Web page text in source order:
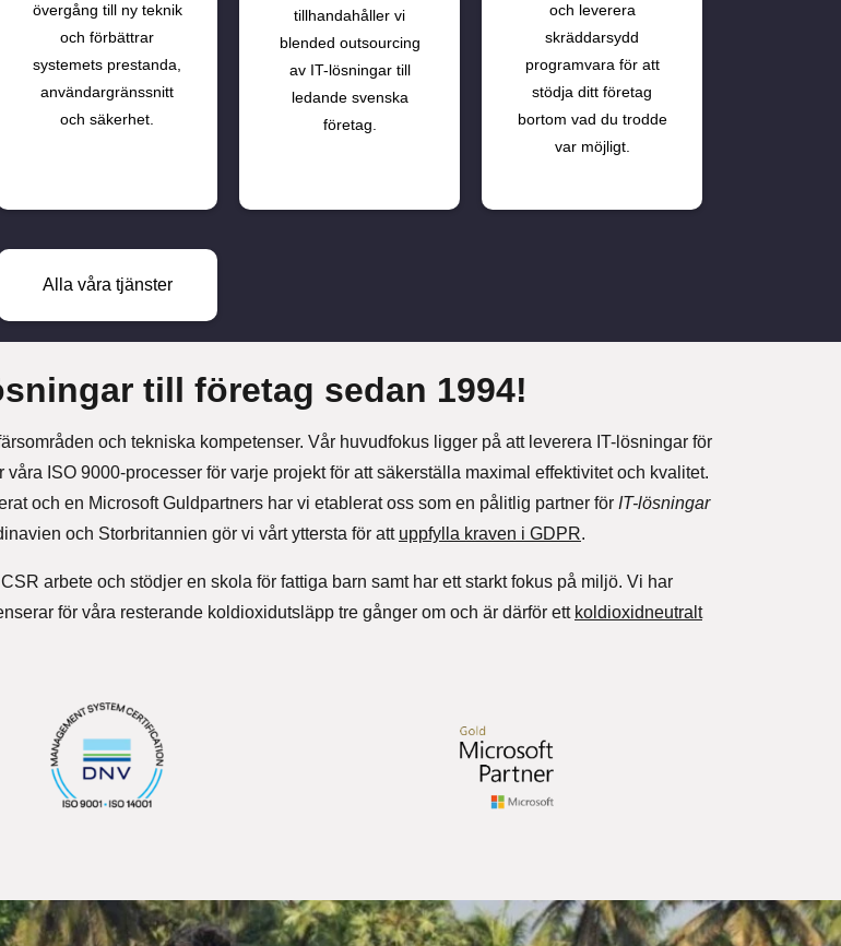
övergång till ny teknik
och förbättrar
systemets prestanda,
användargränssnitt
och säkerhet.
tillhandahåller vi
blended outsourcing
av IT-lösningar till
ledande svenska
företag.
och leverera
skräddarsydd
programvara för att
stödja ditt företag
bortom vad du trodde
var möjligt.
Alla våra tjänster
till företag sedan 1994!
och tekniska kompetenser. Vår huvudfokus ligger på att leverera IT-lösningar för
ISO 9000-processer för varje projekt för att säkerställa maximal effektivitet och kvalitet.
och en Microsoft Guldpartners har vi etablerat oss som en pålitlig partner för IT-lösningar
och Storbritannien gör vi vårt yttersta för att uppfylla kraven i GDPR.
arbete och stödjer en skola för fattiga barn samt har ett starkt fokus på miljö. Vi har
för våra resterande koldioxidutsläpp tre gånger om och är därför ett koldioxidneutralt